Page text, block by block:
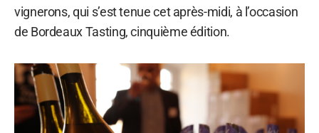
vignerons, qui s’est tenue cet après-midi, à l’occasion
de Bordeaux Tasting, cinquième édition.